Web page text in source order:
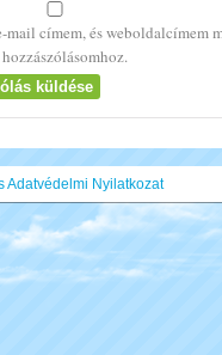
mail címem, és weboldalcímem
Adatvédelmi Nyilatkozat